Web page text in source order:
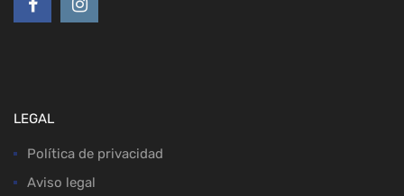
LEGAL
Política de privacidad
Aviso legal